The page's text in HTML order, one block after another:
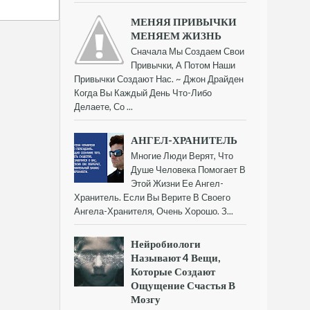
МЕНЯЯ ПРИВЫЧКИ
МЕНЯЕМ ЖИЗНЬ
Сначала Мы Создаем Свои
Привычки, А Потом Наши
Привычки Создают Нас. ~ Джон Драйден
Когда Вы Каждый День Что-Либо
Делаете, Со ...
АНГЕЛ-ХРАНИТЕЛЬ
Многие Люди Верят, Что
Душе Человека Помогает В
Этой Жизни Ее Ангел-
Хранитель. Если Вы Верите В Своего
Ангела-Хранителя, Очень Хорошо. З...
Нейробиологи
Называют 4 Вещи,
Которые Создают
Ощущение Счастья В
Мозгу